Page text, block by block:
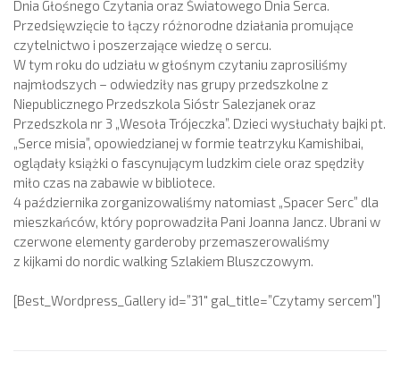
Dnia Głośnego Czytania oraz Światowego Dnia Serca.
Przedsięwzięcie to łączy różnorodne działania promujące
czytelnictwo i poszerzające wiedzę o sercu.
W tym roku do udziału w głośnym czytaniu zaprosiliśmy
najmłodszych – odwiedziły nas grupy przedszkolne z
Niepublicznego Przedszkola Sióstr Salezjanek oraz
Przedszkola nr 3 „Wesoła Trójeczka”. Dzieci wysłuchały bajki pt.
„Serce misia”, opowiedzianej w formie teatrzyku Kamishibai,
oglądały książki o fascynującym ludzkim ciele oraz spędziły
miło czas na zabawie w bibliotece.
4 października zorganizowaliśmy natomiast „Spacer Serc” dla
mieszkańców, który poprowadziła Pani Joanna Jancz. Ubrani w
czerwone elementy garderoby przemaszerowaliśmy
z kijkami do nordic walking Szlakiem Bluszczowym.
[Best_Wordpress_Gallery id=”31″ gal_title=”Czytamy sercem”]